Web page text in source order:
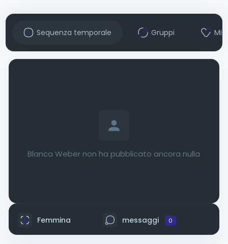
Sequenza temporale Gruppi Mi
Blanca Weber non ha pubblicato ancora nulla
Femmina messaggi 0